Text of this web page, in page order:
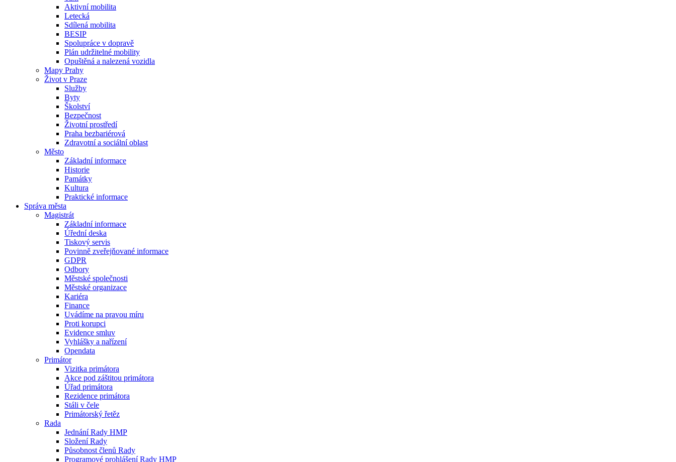
Aktivní mobilita
Letecká
Sdílená mobilita
BESIP
Spolupráce v dopravě
Plán udržitelné mobility
Opuštěná a nalezená vozidla
Mapy Prahy
Život v Praze
Služby
Byty
Školství
Bezpečnost
Životní prostředí
Praha bezbariérová
Zdravotní a sociální oblast
Město
Základní informace
Historie
Památky
Kultura
Praktické informace
Správa města
Magistrát
Základní informace
Úřední deska
Tiskový servis
Povinně zveřejňované informace
GDPR
Odbory
Městské společnosti
Městské organizace
Kariéra
Finance
Uvádíme na pravou míru
Proti korupci
Evidence smluv
Vyhlášky a nařízení
Opendata
Primátor
Vizitka primátora
Akce pod záštitou primátora
Úřad primátora
Rezidence primátora
Stáli v čele
Primátorský řetěz
Rada
Jednání Rady HMP
Složení Rady
Působnost členů Rady
Programové prohlášení Rady HMP